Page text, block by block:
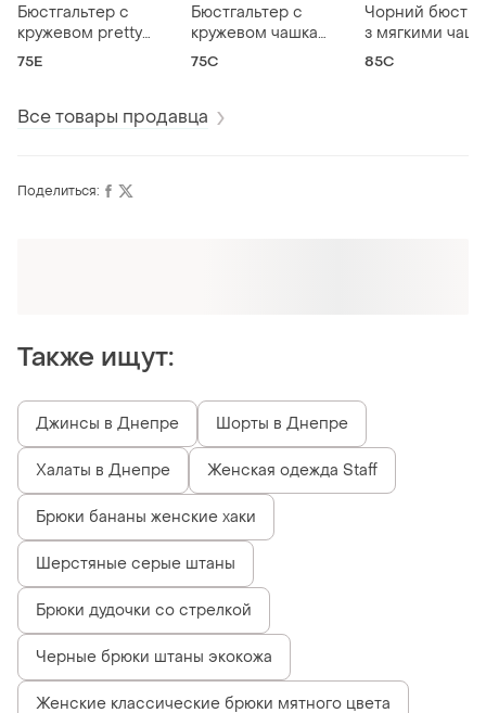
Бюстгальтер с
кружевом pretty
secrets р.75/e
75E
Бюстгальтер с
кружевом чашка
push-up next р75/c
75C
Чорний
з мягкими
бюстгальтер с
85C
Все товары продавца
Поделиться:
Также ищут:
Джинсы в Днепре Шорты в Днепре
Халаты в Днепре Женская одежда Staff
Брюки бананы женские хаки
Шерстяные серые штаны
Брюки дудочки со стрелкой
Черные брюки штаны экокожа
Женские классические брюки мятного цвета